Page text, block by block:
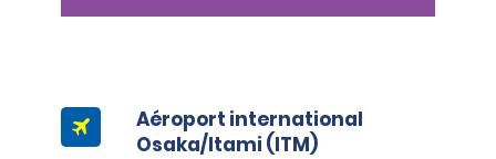
Aéroport international
Osaka/Itami (ITM)